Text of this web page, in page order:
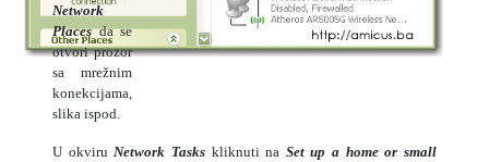
Network
Placesda se
otvori prozor
sa mrežnim
konekcijama,
slika ispod.
U okviruNetwork Taskskliknuti na Set up a home or small